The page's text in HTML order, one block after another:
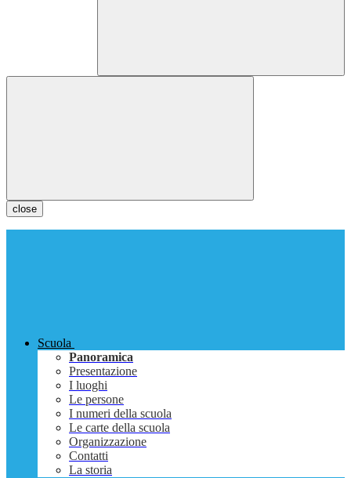
close
Scuola
Panoramica
Presentazione
I luoghi
Le persone
I numeri della scuola
Le carte della scuola
Organizzazione
Contatti
La storia